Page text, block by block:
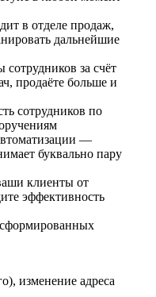
в отделе продаж,
дальнейшие
сотрудников за счёт
продаёте больше и
сотрудников по
—
буквально пару
клиенты от
эффективность
изменение адреса